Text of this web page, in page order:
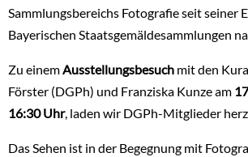
Sammlungsbereichs Fotografie seit seiner
Bayerischen Staatsgemäldesammlungen
Zu einemAusstellungsbesuch mit den
Förster (DGPh) und Franziska Kunze am
16:30 Uhr, laden wir DGPh-Mitglieder
Das Sehen ist in der Begegnung mit